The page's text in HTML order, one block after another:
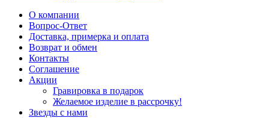
О компании
Вопрос-Ответ
Доставка, примерка и оплата
Возврат и обмен
Контакты
Соглашение
Акции
Гравировка в подарок
Желаемое изделие в рассрочку!
Звезды с нами